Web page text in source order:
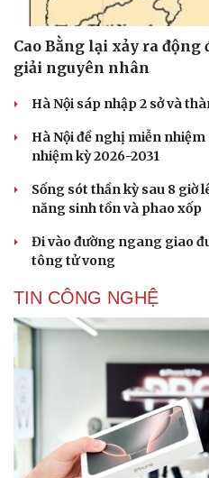
Cao Bằng lại xảy ra động
giải nguyên nhân
Hà Nội sáp nhập 2 sở và
Hà Nội đề nghị miễn nhiệm
nhiệm kỳ 2026-2031
Sống sót thần kỳ sau 8 giờ
năng sinh tồn và phao xốp
Đi vào đường ngang giao
tông tử vong
TIN CÔNG NGHỆ